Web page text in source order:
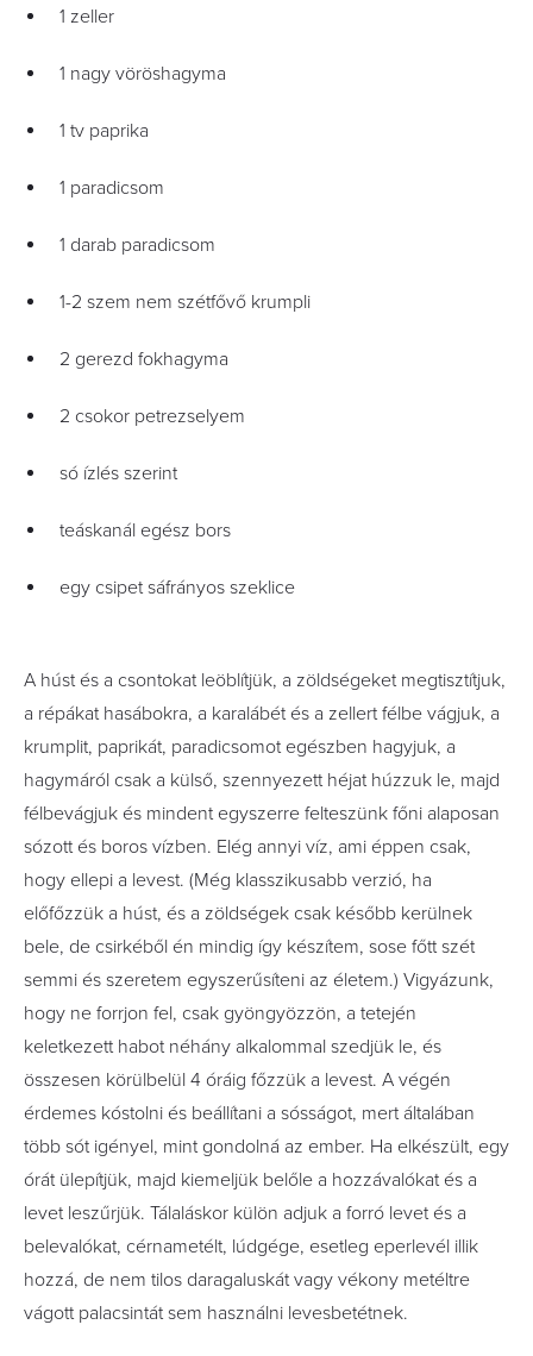
1 zeller
1 nagy vöröshagyma
1 tv paprika
1 paradicsom
1 darab paradicsom
1-2 szem nem szétfővő krumpli
2 gerezd fokhagyma
2 csokor petrezselyem
só ízlés szerint
teáskanál egész bors
egy csipet sáfrányos szeklice
A húst és a csontokat leöblítjük, a zöldségeket megtisztítjuk,
a répákat hasábokra, a karalábét és a zellert félbe vágjuk, a
krumplit, paprikát, paradicsomot egészben hagyjuk, a
hagymáról csak a külső, szennyezett héjat húzzuk le, majd
félbevágjuk és mindent egyszerre felteszünk főni alaposan
sózott és boros vízben. Elég annyi víz, ami éppen csak,
hogy ellepi a levest. (Még klasszikusabb verzió, ha
előfőzzük a húst, és a zöldségek csak később kerülnek
bele, de csirkéből én mindig így készítem, sose főtt szét
semmi és szeretem egyszerűsíteni az életem.) Vigyázunk,
hogy ne forrjon fel, csak gyöngyözzön, a tetején
keletkezett habot néhány alkalommal szedjük le, és
összesen körülbelül 4 óráig főzzük a levest. A végén
érdemes kóstolni és beállítani a sósságot, mert általában
több sót igényel, mint gondolná az ember. Ha elkészült, egy
órát ülepítjük, majd kiemeljük belőle a hozzávalókat és a
levet leszűrjük. Tálaláskor külön adjuk a forró levet és a
belevalókat, cérnametélt, lúdgége, esetleg eperlevél illik
hozzá, de nem tilos daragaluskát vagy vékony metéltre
vágott palacsintát sem használni levesbetétnek.